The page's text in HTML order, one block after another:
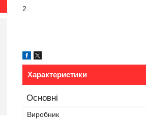
2.
Характеристики
Основні
Виробник